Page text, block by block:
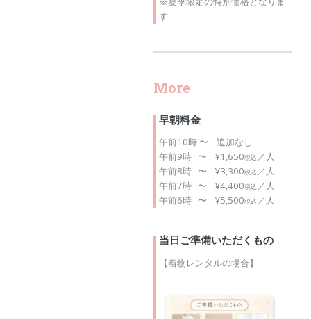
す
More
早朝料金
午前10時 〜 追加なし
午前9時 〜 ¥1,650税込 ／人
午前8時 〜 ¥3,300税込 ／人
午前7時 〜 ¥4,400税込 ／人
午前6時 〜 ¥5,500税込 ／人
当日ご準備いただくもの
【着物レンタルの場合】